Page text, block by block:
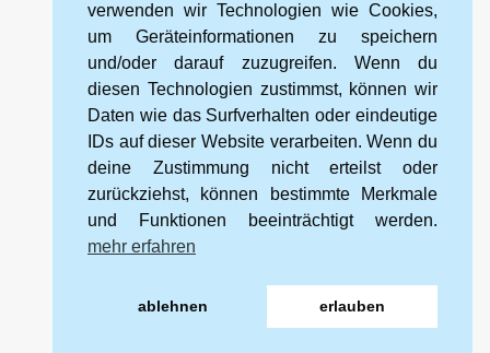
Kneipp-Bund Landesverband Sachsen e. V.
Wehlener Straße 46
01067 Dresden
Tel.: 0351 328 99 88 2
Mobil: 0172 566 94 16
Internet:www.kneipp-sachsen.de
verwenden wir Technologien wie Cookies,
um Geräteinformationen zu speichern
und/oder darauf zuzugreifen. Wenn du
diesen Technologien zustimmst, können wir
Daten wie das Surfverhalten oder eindeutige
IDs auf dieser Website verarbeiten. Wenn du
deine Zustimmung nicht erteilst oder
zurückziehst, können bestimmte Merkmale
und Funktionen beeinträchtigt werden.
mehr erfahren
ablehnen erlauben